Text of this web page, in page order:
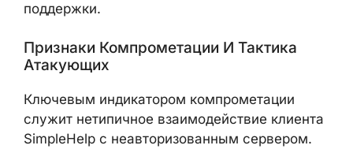
поддержки.
Признаки Компрометации И Тактика
Атакующих
Ключевым индикатором компрометации
служит нетипичное взаимодействие клиента
SimpleHelp с неавторизованным сервером.